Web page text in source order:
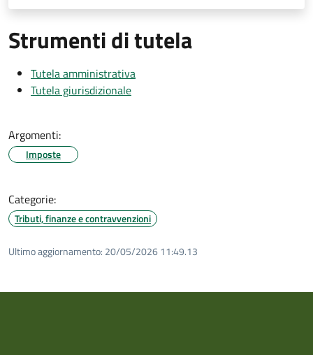
Strumenti di tutela
Tutela amministrativa
Tutela giurisdizionale
Argomenti:
Imposte
Categorie:
Tributi, finanze e contravvenzioni
Ultimo aggiornamento: 20/05/2026 11:49.13